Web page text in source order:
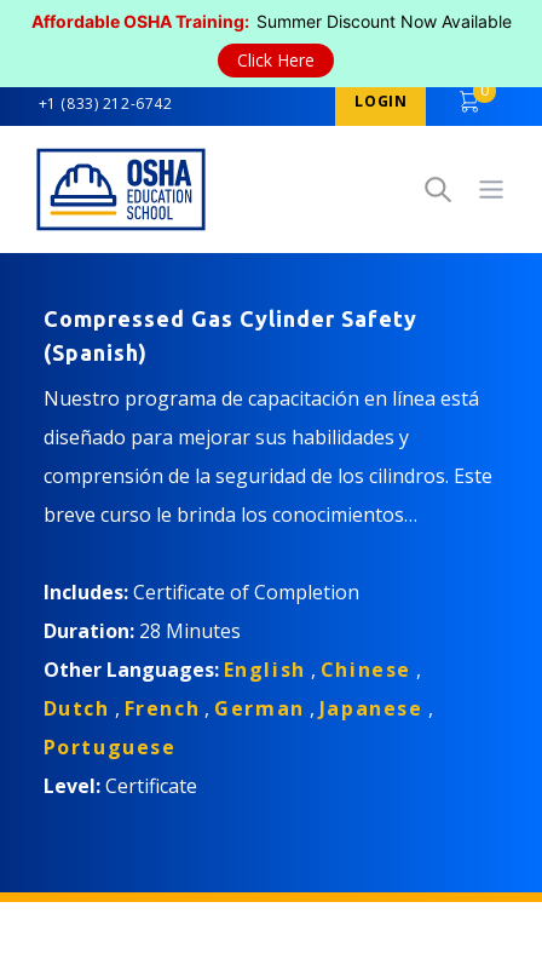
Affordable OSHA Training: Summer Discount Now Available
Click Here
+1 (833) 212-6742 LOGIN
0
Compressed Gas Cylinder Safety
(Spanish)
Nuestro programa de capacitación en línea está
diseñado para mejorar sus habilidades y
comprensión de la seguridad de los cilindros. Este
breve curso le brinda los conocimientos
comprimido de forma segura y evitar incidentes
innecesarios.
Includes:Certificate of Completion
Duration: 28 Minutes
Other Languages: English , Chinese ,
Dutch , French , German , Japanese ,
Portuguese
Level:Certificate